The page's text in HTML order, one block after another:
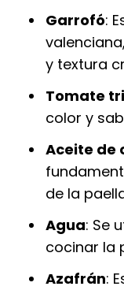
Garrofó:
y textura
Tomate
color y
Aceite de
de la
Agua: Se
cocinar la
Azafrán: